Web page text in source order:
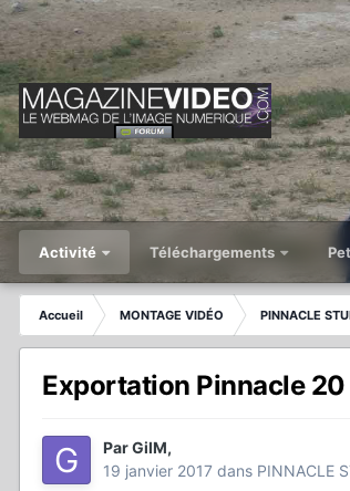
Activité Téléchargements
Accueil MONTAGE VIDÉO PINNACLE
Exportation Pinnacle 20
ParGilM,
19 janvier 2017 dans PINNACLE